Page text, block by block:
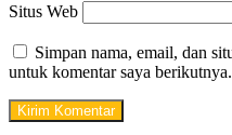
Situs Web
Simpan nama, email, dan
untuk komentar saya berikutnya.